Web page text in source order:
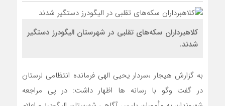
کلاهبرداران سکه‌های تقلبی در شهرستان الیگودرز دستگیر
شدند.
به گزارش هیجار ،سردار یحیی الهی فرمانده انتظامی لرستان
در گفت وگو با رسانه ها اظهار داشت: در پی مراجعه